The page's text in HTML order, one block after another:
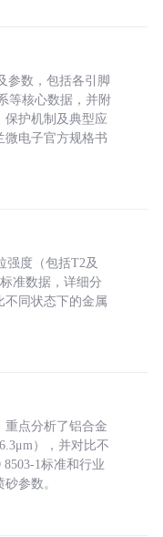
参数，包括各引脚
等核心数据，并附
保护机制及典型应
微电子官方规格书
强度（包括T2及
准数据，详细分
不同状态下的金属
重点分析了铝合金
），并对比不
1标准和行业
参数。